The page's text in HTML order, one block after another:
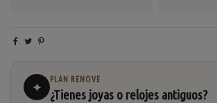
✦
PLAN RENOVE
¿Tienes joyas o relojes antiguos?